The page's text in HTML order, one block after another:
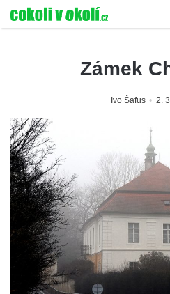
Zámek
Ivo Šafus 2.